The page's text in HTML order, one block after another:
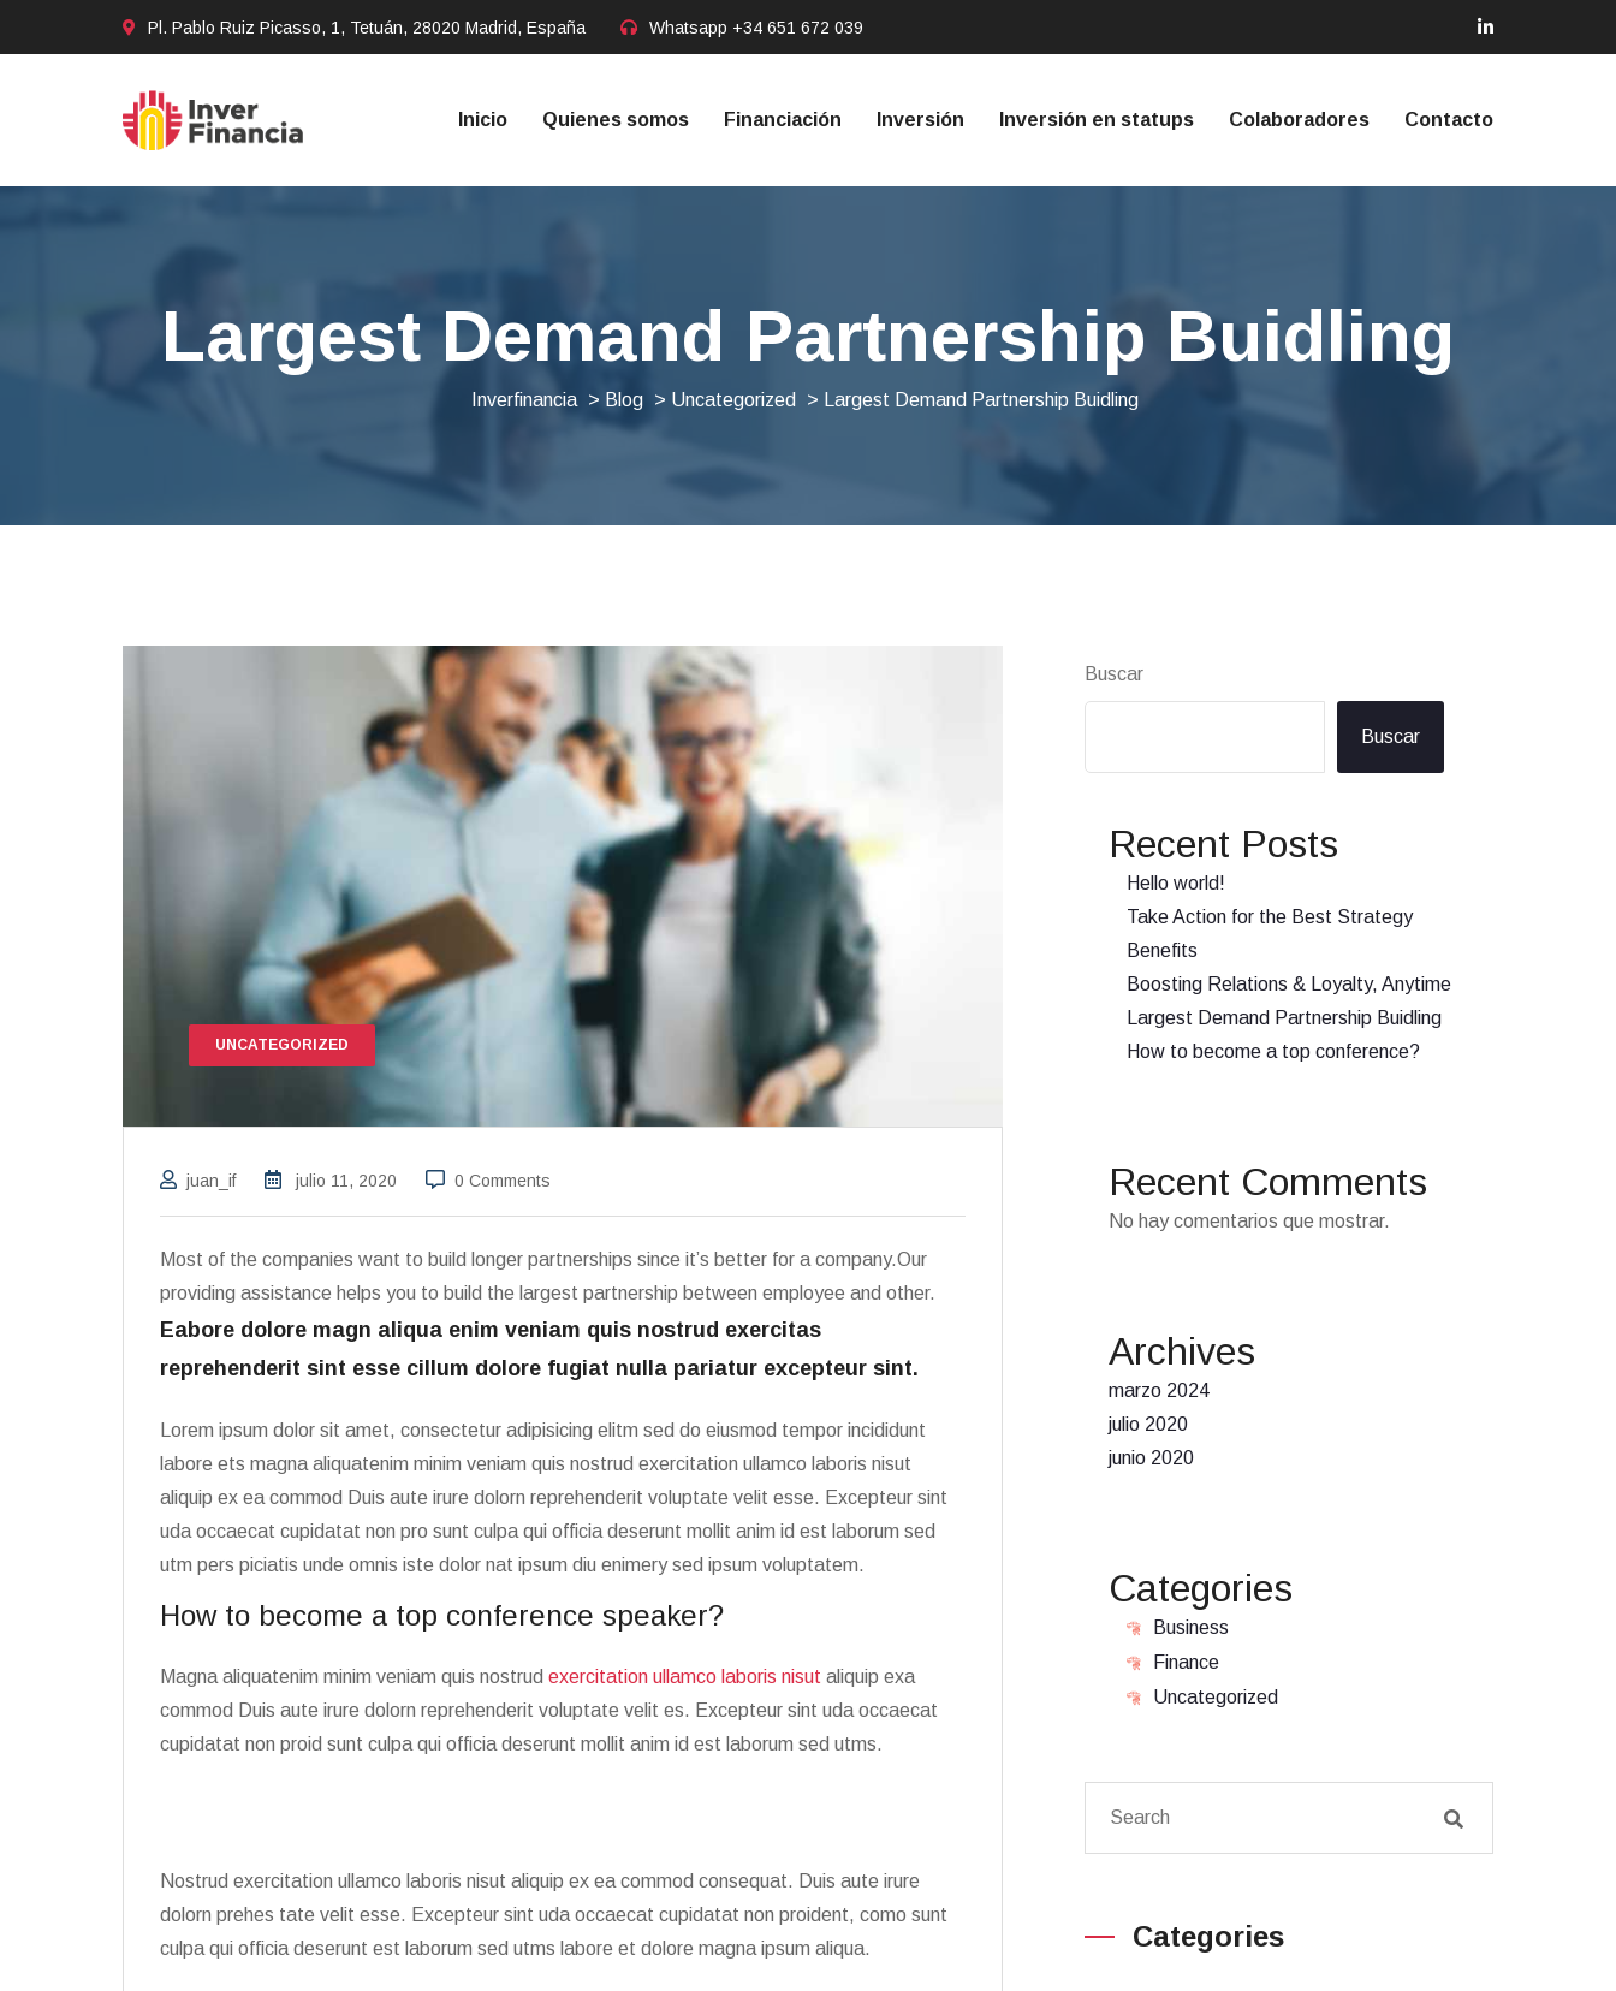
Pl. Pablo Ruiz Picasso, 1, Tetuán, 28020 Madrid, España Whatsapp +34 651 672 039
Inicio Quienes somos Financiación Inversión Inversión en statups Colaboradores Contacto
Largest Demand Partnership Buidling
Inverfinancia > Blog > Uncategorized > Largest Demand Partnership Buidling
UNCATEGORIZED
juan_if julio 11, 2020 0 Comments
Most of the companies want to build longer partnerships since it’s better for a company.Our
providing assistance helps you to build the largest partnership between employee and other.
Eabore dolore magn aliqua enim veniam quis nostrud exercitas
reprehenderit sint esse cillum dolore fugiat nulla pariatur excepteur sint.
Lorem ipsum dolor sit amet, consectetur adipisicing elitm sed do eiusmod tempor incididunt
labore ets magna aliquatenim minim veniam quis nostrud exercitation ullamco laboris nisut
aliquip ex ea commod Duis aute irure dolorn reprehenderit voluptate velit esse. Excepteur sint
uda occaecat cupidatat non pro sunt culpa qui officia deserunt mollit anim id est laborum sed
utm pers piciatis unde omnis iste dolor nat ipsum diu enimery sed ipsum voluptatem.
How to become a top conference speaker?
Magna aliquatenim minim veniam quis nostrud exercitation ullamco laboris nisut aliquip exa
commod Duis aute irure dolorn reprehenderit voluptate velit es. Excepteur sint uda occaecat
cupidatat non proid sunt culpa qui officia deserunt mollit anim id est laborum sed utms.
Nostrud exercitation ullamco laboris nisut aliquip ex ea commod consequat. Duis aute irure
dolorn prehes tate velit esse. Excepteur sint uda occaecat cupidatat non proident, como sunt
culpa qui officia deserunt est laborum sed utms labore et dolore magna ipsum aliqua.
Buscar
Buscar
Recent Posts
Hello world!
Take Action for the Best Strategy
Benefits
Boosting Relations & Loyalty, Anytime
Largest Demand Partnership Buidling
How to become a top conference?
Recent Comments
No hay comentarios que mostrar.
Archives
marzo 2024
julio 2020
junio 2020
Categories
Business
Finance
Uncategorized
Categories